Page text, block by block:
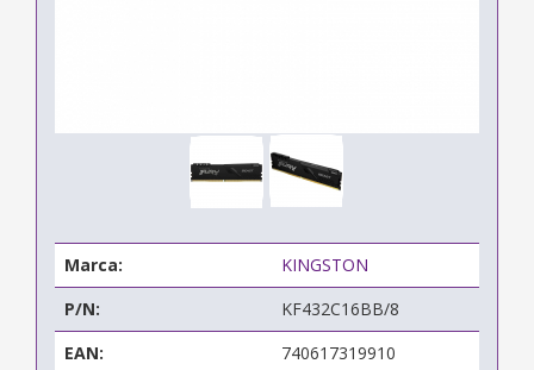
Marca:
KINGSTON
P/N:
KF432C16BB/8
EAN:
740617319910